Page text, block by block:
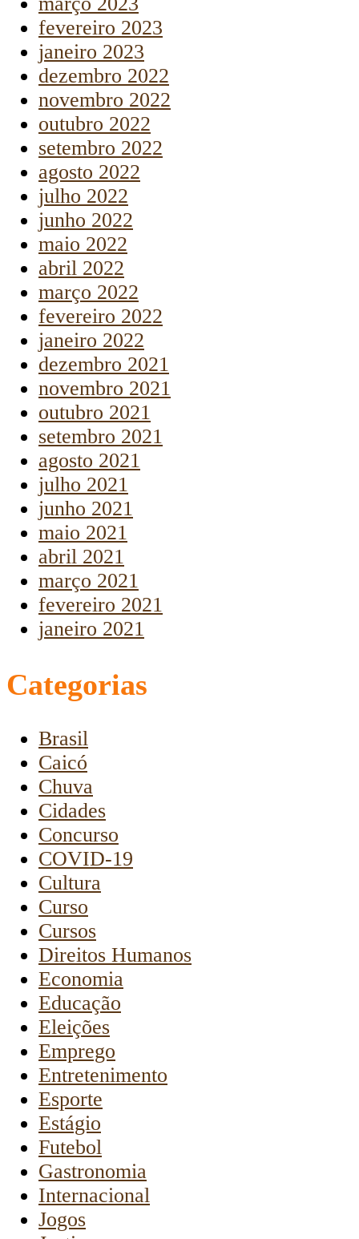
fevereiro 2023
janeiro 2023
dezembro 2022
novembro 2022
outubro 2022
setembro 2022
agosto 2022
julho 2022
junho 2022
maio 2022
abril 2022
março 2022
fevereiro 2022
janeiro 2022
dezembro 2021
novembro 2021
outubro 2021
setembro 2021
agosto 2021
julho 2021
junho 2021
maio 2021
abril 2021
março 2021
fevereiro 2021
janeiro 2021
Categorias
Brasil
Caicó
Chuva
Cidades
Concurso
COVID-19
Cultura
Curso
Cursos
Direitos Humanos
Economia
Educação
Eleições
Emprego
Entretenimento
Esporte
Estágio
Futebol
Gastronomia
Internacional
Jogos